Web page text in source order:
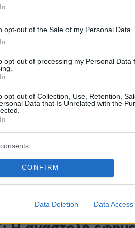
opt-out of the Sale of my Personal Data.
opt-out of processing my Personal Data
opt-out of Collection, Use, Retention,
Data that Is Unrelated with the
CONFIRM
Data Deletion Data Access
θύμισε ότι με νόμο της
σε μυστική διαδικασία
θέση αυτή
Το ΠΑΣΟΚ
και των
εμένα για
κανένα παράνομο ρουσφέτι
ανταποκρίνομαι και θα
όλων των κομμάτων και